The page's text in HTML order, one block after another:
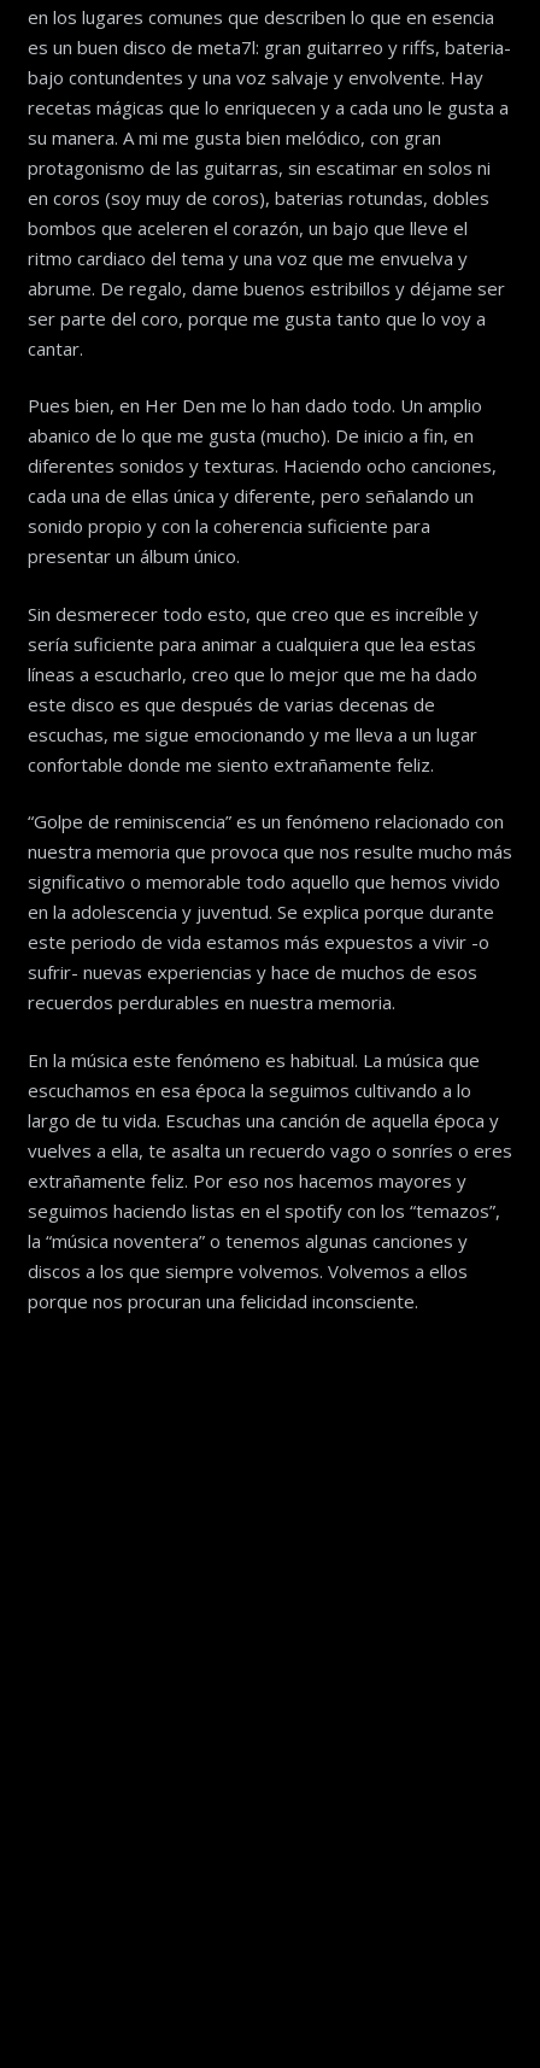
en los lugares comunes que describen lo que en esencia
es un buen disco de meta7l: gran guitarreo y riffs, bateria-
bajo contundentes y una voz salvaje y envolvente. Hay
recetas mágicas que lo enriquecen y a cada uno le gusta a
su manera. A mi me gusta bien melódico, con gran
protagonismo de las guitarras, sin escatimar en solos ni
en coros (soy muy de coros), baterias rotundas, dobles
bombos que aceleren el corazón, un bajo que lleve el
ritmo cardiaco del tema y una voz que me envuelva y
abrume. De regalo, dame buenos estribillos y déjame ser
ser parte del coro, porque me gusta tanto que lo voy a
cantar.
Pues bien, en Her Den me lo han dado todo. Un amplio
abanico de lo que me gusta (mucho). De inicio a fin, en
diferentes sonidos y texturas. Haciendo ocho canciones,
cada una de ellas única y diferente, pero señalando un
sonido propio y con la coherencia suficiente para
presentar un álbum único.
Sin desmerecer todo esto, que creo que es increíble y
sería suficiente para animar a cualquiera que lea estas
líneas a escucharlo, creo que lo mejor que me ha dado
este disco es que después de varias decenas de
escuchas, me sigue emocionando y me lleva a un lugar
confortable donde me siento extrañamente feliz.
“Golpe de reminiscencia” es un fenómeno relacionado con
nuestra memoria que provoca que nos resulte mucho más
significativo o memorable todo aquello que hemos vivido
en la adolescencia y juventud. Se explica porque durante
este periodo de vida estamos más expuestos a vivir -o
sufrir- nuevas experiencias y hace de muchos de esos
recuerdos perdurables en nuestra memoria.
En la música este fenómeno es habitual. La música que
escuchamos en esa época la seguimos cultivando a lo
largo de tu vida. Escuchas una canción de aquella época y
vuelves a ella, te asalta un recuerdo vago o sonríes o eres
extrañamente feliz. Por eso nos hacemos mayores y
seguimos haciendo listas en el spotify con los “temazos”,
la “música noventera” o tenemos algunas canciones y
discos a los que siempre volvemos. Volvemos a ellos
porque nos procuran una felicidad inconsciente.